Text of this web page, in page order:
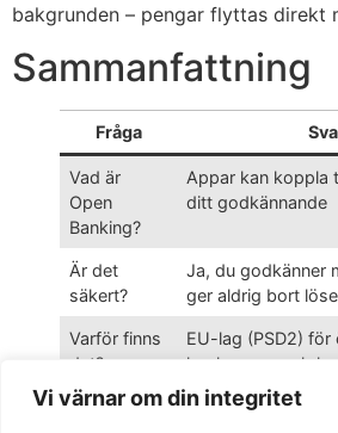
Vi värnar om din integritet
bakgrunden – pengar flyttas direkt
Sammanfattning
Fråga
Vad är
Open
Banking?
Appar kan koppla
ditt godkännande
Är det
säkert?
Ja, du godkänner
ger aldrig bort
Varför finns
det?
EU-lag (PSD2) för
konkurrens och
Kan jag
Ja, du kan